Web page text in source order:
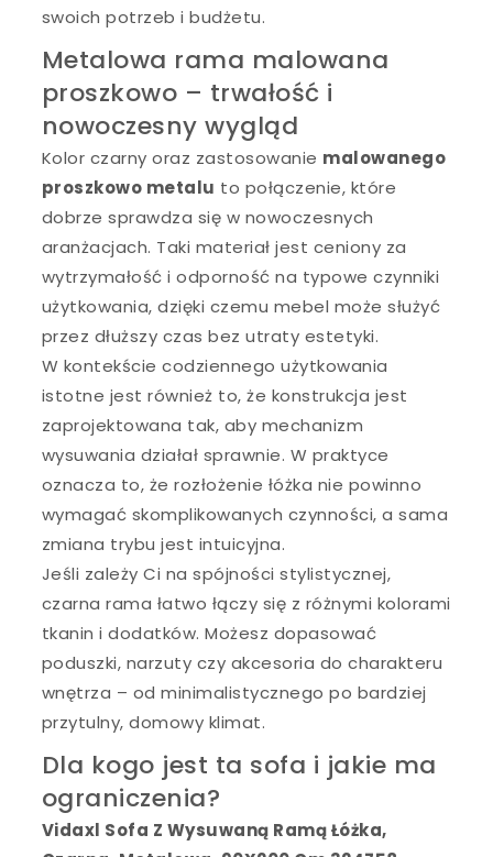
swoich potrzeb i budżetu.
Metalowa rama malowana
proszkowo – trwałość i
nowoczesny wygląd
Kolor czarny oraz zastosowanie malowanego
proszkowo metalu to połączenie, które
dobrze sprawdza się w nowoczesnych
aranżacjach. Taki materiał jest ceniony za
wytrzymałość i odporność na typowe czynniki
użytkowania, dzięki czemu mebel może służyć
przez dłuższy czas bez utraty estetyki.
W kontekście codziennego użytkowania
istotne jest również to, że konstrukcja jest
zaprojektowana tak, aby mechanizm
wysuwania działał sprawnie. W praktyce
oznacza to, że rozłożenie łóżka nie powinno
wymagać skomplikowanych czynności, a sama
zmiana trybu jest intuicyjna.
Jeśli zależy Ci na spójności stylistycznej,
czarna rama łatwo łączy się z różnymi kolorami
tkanin i dodatków. Możesz dopasować
poduszki, narzuty czy akcesoria do charakteru
wnętrza – od minimalistycznego po bardziej
przytulny, domowy klimat.
Dla kogo jest ta sofa i jakie ma
ograniczenia?
Vidaxl Sofa Z Wysuwaną Ramą Łóżka,